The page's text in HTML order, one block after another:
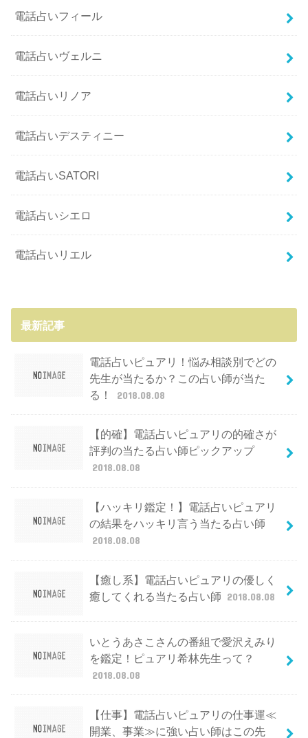
電話占いフィール
電話占いヴェルニ
電話占いリノア
電話占いデスティニー
電話占いSATORI
電話占いシエロ
電話占いリエル
最新記事
電話占いピュアリ！悩み相談別でどの
先生が当たるか？この占い師が当た
る！
2018.08.08
【的確】電話占いピュアリの的確さが
評判の当たる占い師ピックアップ
2018.08.08
【ハッキリ鑑定！】電話占いピュアリ
の結果をハッキリ言う当たる占い師
2018.08.08
【癒し系】電話占いピュアリの優しく
癒してくれる当たる占い師 2018.08.08
いとうあさこさんの番組で愛沢えみり
を鑑定！ピュアリ希林先生って？
2018.08.08
【仕事】電話占いピュアリの仕事運≪
開業、事業≫に強い占い師はこの先